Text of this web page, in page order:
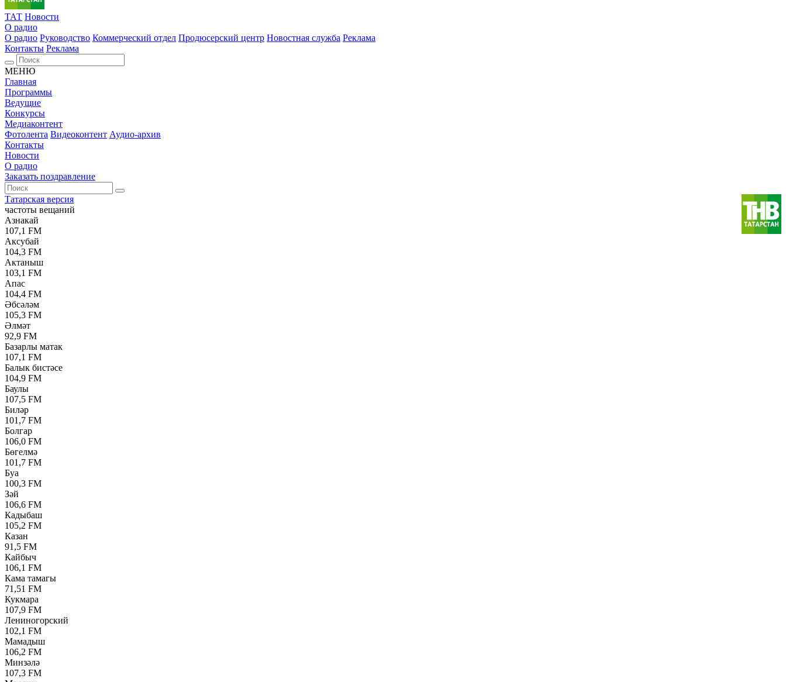
ТАТ Новости
О радио
О радио Руководство Коммерческий отдел Продюсерский центр Новостная служба Реклама
Контакты Реклама
МЕНЮ
Главная
Программы
Ведущие
Конкурсы
Медиаконтент
Фотолента Видеоконтент Аудио-архив
Контакты
Новости
О радио
Заказать поздравление
Татарская версия
частоты вещаний
Азнакай
107,1 FM
Аксубай
104,3 FM
Актаныш
103,1 FM
Апас
104,4 FM
Әбсәләм
105,3 FM
Әлмәт
92,9 FM
Базарлы матак
107,1 FM
Балык бистәсе
104,9 FM
Баулы
107,5 FM
Биләр
101,7 FM
Болгар
106,0 FM
Бөгелмә
101,7 FM
Буа
100,3 FM
Зәй
106,6 FM
Кадыбаш
105,2 FM
Казан
91,5 FM
Кайбыч
106,1 FM
Кама тамагы
71,51 FM
Кукмара
107,9 FM
Лениногорский
102,1 FM
Мамадыш
106,2 FM
Минзәлә
107,3 FM